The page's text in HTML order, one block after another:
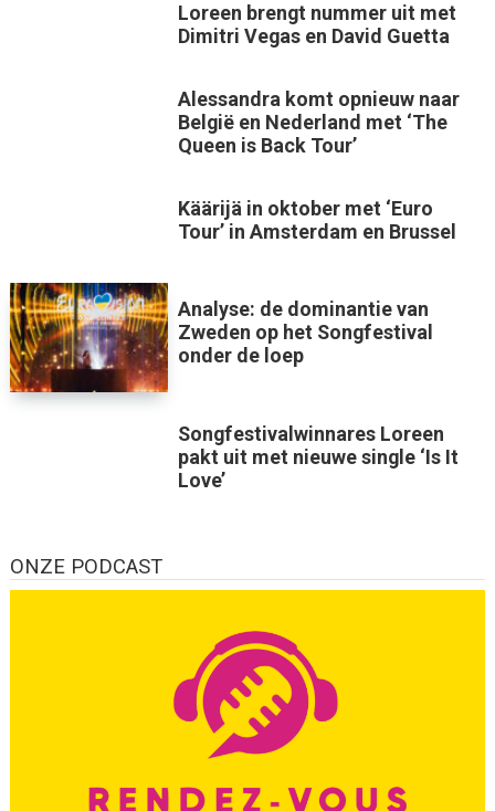
Loreen brengt nummer uit met
Dimitri Vegas en David Guetta
Alessandra komt opnieuw naar
België en Nederland met ‘The
Queen is Back Tour’
Käärijä in oktober met ‘Euro
Tour’ in Amsterdam en Brussel
Analyse: de dominantie van
Zweden op het Songfestival
onder de loep
Songfestivalwinnares Loreen
pakt uit met nieuwe single ‘Is It
Love’
ONZE PODCAST